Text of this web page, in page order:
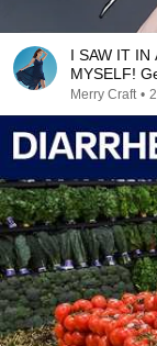
I SAW IT IN
MYSELF!
Merry Craft •